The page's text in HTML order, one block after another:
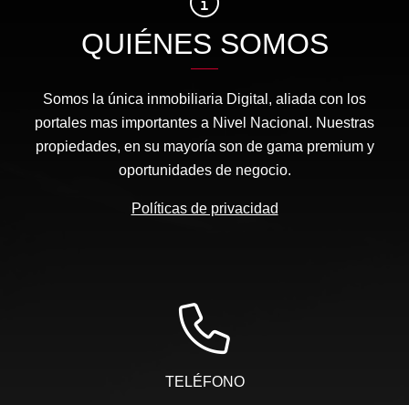
QUIÉNES SOMOS
Somos la única inmobiliaria Digital, aliada con los
portales mas importantes a Nivel Nacional. Nuestras
propiedades, en su mayoría son de gama premium y
oportunidades de negocio.
Políticas de privacidad
TELÉFONO